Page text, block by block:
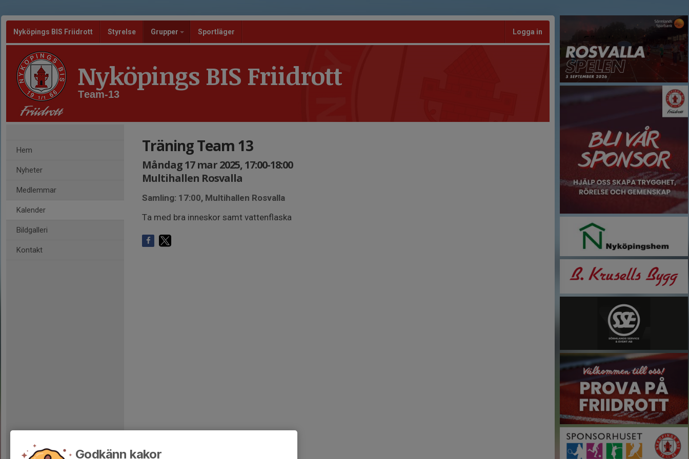
Nyköpings BIS Friidrott Styrelse Grupper Sportläger Logga in
Nyköpings BIS Friidrott
Team-13
Hem
Nyheter
Medlemmar
Kalender
Bildgalleri
Kontakt
Träning Team 13
Måndag 17 mar 2025, 17:00-18:00
Multihallen Rosvalla
Samling: 17:00, Multihallen Rosvalla
Ta med bra inneskor samt vattenflaska
Godkänn kakor